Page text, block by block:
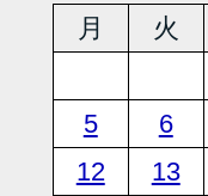
月 火
5
6
12
13